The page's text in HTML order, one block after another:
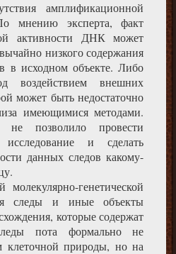
амплификационной
мнению эксперта, факт
активности ДНК может
низкого содержания
в исходном объекте. Либо
внешних
может быть недостаточно
имеющимися методами.
не позволило провести
исследование и сделать
данных следов какому-
молекулярно-генетической
следы и иные объекты
которые содержат
пота формально не
клеточной природы, но на